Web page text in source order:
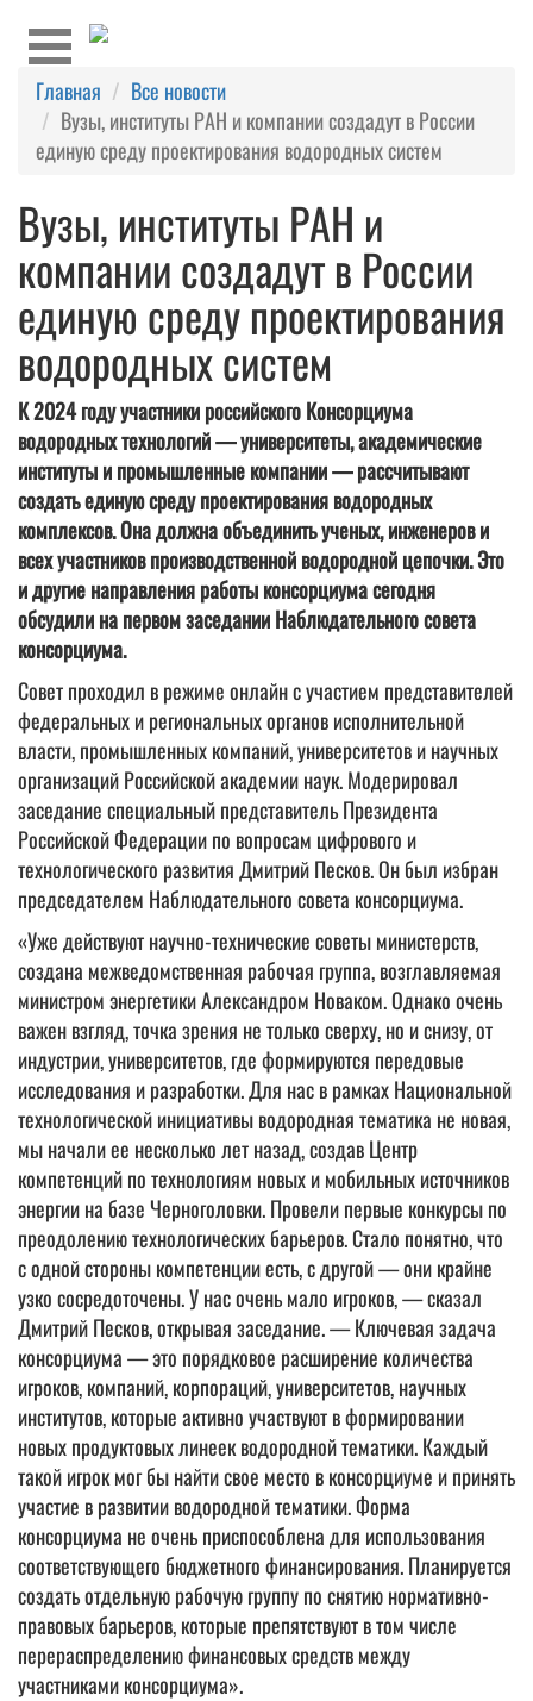
Главная
Все новости
​Вузы, институты РАН и компании создадут в России
единую среду проектирования водородных систем
​Вузы, институты РАН и
компании создадут в России
единую среду проектирования
водородных систем
К 2024 году участники российского Консорциума
водородных технологий — университеты, академические
институты и промышленные компании — рассчитывают
создать единую среду проектирования водородных
комплексов. Она должна объединить ученых, инженеров и
всех участников производственной водородной цепочки. Это
и другие направления работы консорциума сегодня
обсудили на первом заседании Наблюдательного совета
консорциума.
Совет проходил в режиме онлайн с участием представителей
федеральных и региональных органов исполнительной
власти, промышленных компаний, университетов и научных
организаций Российской академии наук. Модерировал
заседание специальный представитель Президента
Российской Федерации по вопросам цифрового и
технологического развития Дмитрий Песков. Он был избран
председателем Наблюдательного совета консорциума.
«Уже действуют научно-технические советы министерств,
создана межведомственная рабочая группа, возглавляемая
министром энергетики Александром Новаком. Однако очень
важен взгляд, точка зрения не только сверху, но и снизу, от
индустрии, университетов, где формируются передовые
исследования и разработки. Для нас в рамках Национальной
технологической инициативы водородная тематика не новая,
мы начали ее несколько лет назад, создав Центр
компетенций по технологиям новых и мобильных источников
энергии на базе Черноголовки. Провели первые конкурсы по
преодолению технологических барьеров. Стало понятно, что
с одной стороны компетенции есть, с другой — они крайне
узко сосредоточены. У нас очень мало игроков, — сказал
Дмитрий Песков, открывая заседание. — Ключевая задача
консорциума — это порядковое расширение количества
игроков, компаний, корпораций, университетов, научных
институтов, которые активно участвуют в формировании
новых продуктовых линеек водородной тематики. Каждый
такой игрок мог бы найти свое место в консорциуме и принять
участие в развитии водородной тематики. Форма
консорциума не очень приспособлена для использования
соответствующего бюджетного финансирования. Планируется
создать отдельную рабочую группу по снятию нормативно-
правовых барьеров, которые препятствуют в том числе
перераспределению финансовых средств между
участниками консорциума».